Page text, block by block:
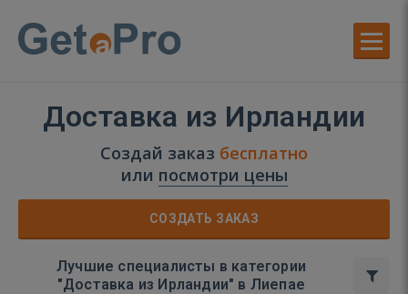
Доставка из Ирландии
Создай заказ бесплатно
или посмотри цены
СОЗДАТЬ ЗАКАЗ
Лучшие специалисты в категории
"Доставка из Ирландии" в Лиепае